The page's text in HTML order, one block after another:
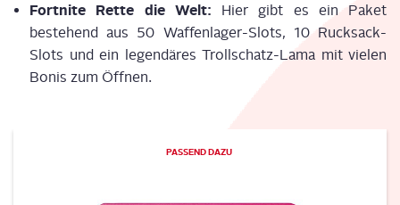
Fort­ni­te Ret­te die Welt: Hier gibt es ein Paket
bestehend aus 50 Waf­fen­la­ger-Slots, 10 Ruck­sack-
Slots und ein legen­dä­res Troll­schatz-Lama mit vie­len
Bonis zum Öff­nen.
PAS­SEND DAZU